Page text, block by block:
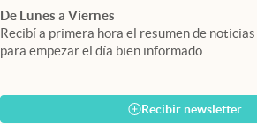
De Lunes a Viernes
Recibí a primera hora el resumen de
para empezar el día bien informado.
Recibir newsletter